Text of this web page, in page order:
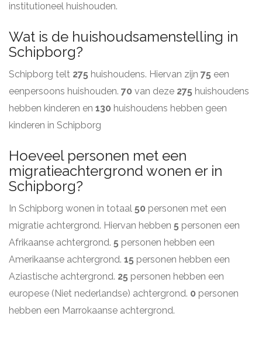
institutioneel huishouden.
Wat is de huishoudsamenstelling in
Schipborg?
Schipborg telt 275 huishoudens. Hiervan zijn 75 een
eenpersoons huishouden. 70 van deze 275 huishoudens
hebben kinderen en 130 huishoudens hebben geen
kinderen in Schipborg
Hoeveel personen met een
migratieachtergrond wonen er in
Schipborg?
In Schipborg wonen in totaal 50 personen met een
migratie achtergrond. Hiervan hebben 5 personen een
Afrikaanse achtergrond. 5 personen hebben een
Amerikaanse achtergrond. 15 personen hebben een
Aziastische achtergrond. 25 personen hebben een
europese (Niet nederlandse) achtergrond. 0 personen
hebben een Marrokaanse achtergrond.